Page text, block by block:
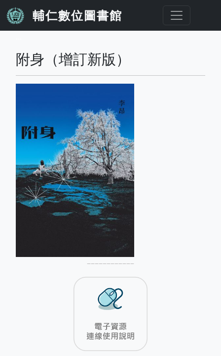
移至主內容
輔仁數位圖書館
附身（增訂新版）
––––––––––––